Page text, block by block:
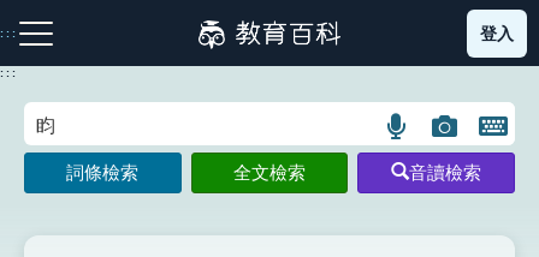
到
主
:::
注音索引圖示 筆畫索引圖示 部首索引表圖示
登入
:::
語
言
搜
圖
片
搜
開
鍵
圖
詞條檢索 全文檢索 音讀檢索